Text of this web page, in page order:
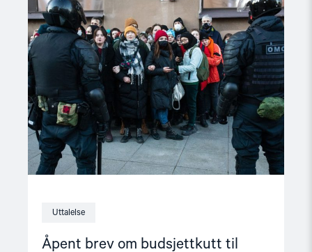
Uttalelse
Åpent brev om budsjettkutt til
"Åpent
om
budsjettkutt
til
menneskerettigheter"